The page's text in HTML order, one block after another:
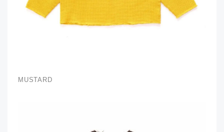
MUSTARD